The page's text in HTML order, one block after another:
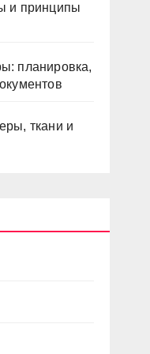
и принципы
планировка,
ткани и